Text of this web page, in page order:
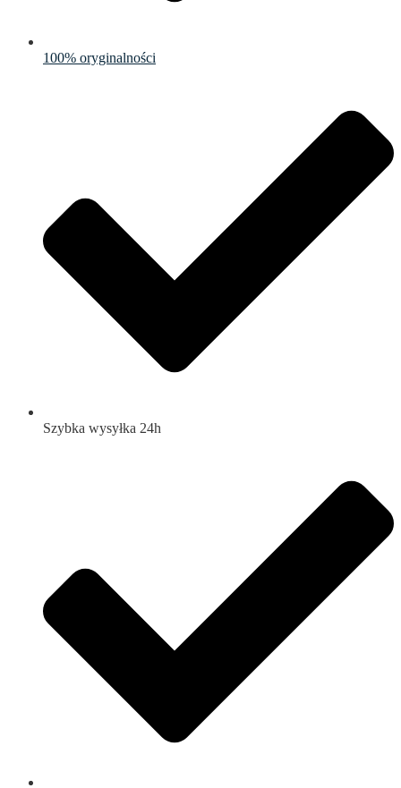
100% oryginalności
Szybka wysyłka 24h